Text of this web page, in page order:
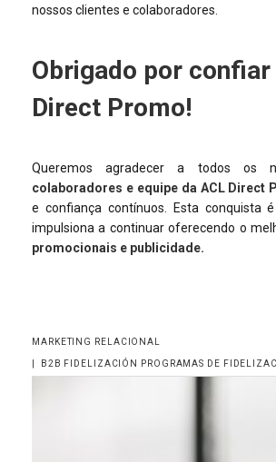
nossos clientes e colaboradores.
Obrigado por confiar
Direct Promo!
Queremos agradecer a todos os
colaboradores e equipe da ACL Direct
e confiança contínuos. Esta conquista
impulsiona a continuar oferecendo o
promocionais e publicidade.
MARKETING RELACIONAL
B2B FIDELIZACIÓN PROGRAMAS DE